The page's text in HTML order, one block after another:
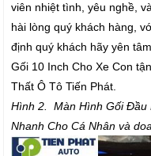
viên nhiệt tình, yêu nghề,
hài lòng quý khách hàng,
định quý khách hãy yên
Gối 10 Inch Cho Xe Con
Thất Ô Tô Tiến Phát.
Hình 2. Màn Hình Gối Đầu
Nhanh Cho Cá Nhân và